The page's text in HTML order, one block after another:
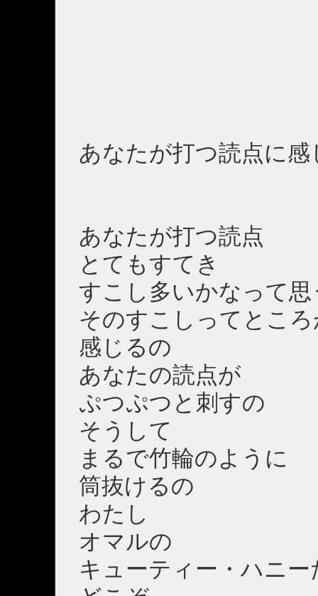
あなたが打つ読点に感
あなたが打つ読点
とてもすてき
すこし多いかなって
そのすこしってとこ
感じるの
あなたの読点が
ぷつぷつと刺すの
そうして
まるで竹輪のように
筒抜けるの
わたし
オマルの
キューティー・ハニー